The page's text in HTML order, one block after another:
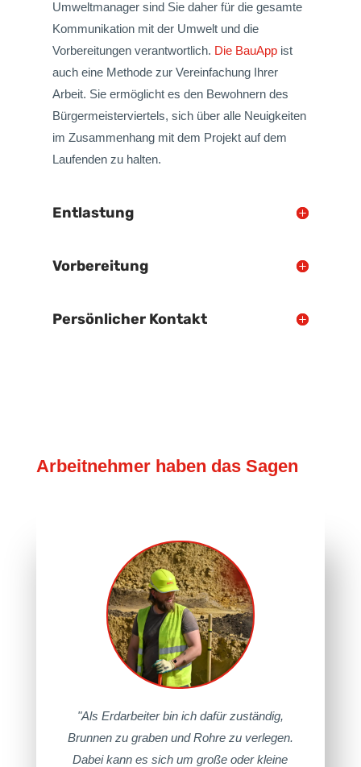
Umweltmanager sind Sie daher für die gesamte
Kommunikation mit der Umwelt und die
Vorbereitungen verantwortlich. Die BauAppist
auch eine Methode zur Vereinfachung Ihrer
Arbeit. Sie ermöglicht es den Bewohnern des
Bürgermeisterviertels, sich über alle Neuigkeiten
im Zusammenhang mit dem Projekt auf dem
Laufenden zu halten.
Entlastung
Vorbereitung
Persönlicher Kontakt
Arbeitnehmer haben das Sagen
"Als Erdarbeiter bin ich dafür zuständig,
Brunnen zu graben und Rohre zu verlegen.
Dabei kann es sich um große oder kleine